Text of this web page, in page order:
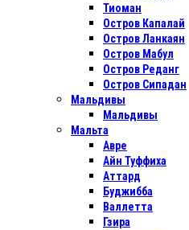
Тиоман
Остров Капалай
Остров Ланкаян
Остров Мабул
Остров Реданг
Остров Сипадан
Мальдивы
Мальдивы
Мальта
Авре
Айн Туффиха
Аттард
Буджибба
Валлетта
Гзира